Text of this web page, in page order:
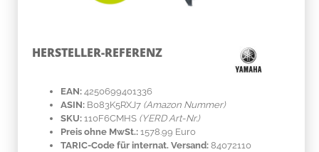
HERSTELLER-REFERENZ
EAN: 4250699401336
ASIN: B083K5RXJ7 (Amazon Nummer)
SKU: 110F6CMHS (YERD Art-Nr.)
Preis ohne MwSt.: 1578.99 Euro
TARIC-Code für internat. Versand: 84072110